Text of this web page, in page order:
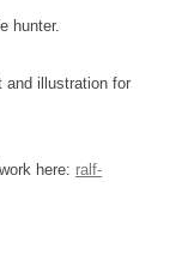
hunter.
and illustration for
here: ralf-